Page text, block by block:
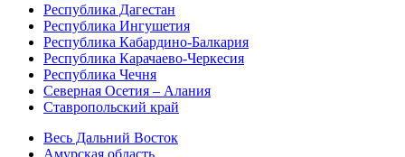
Республика Дагестан
Республика Ингушетия
Республика Кабардино-Балкария
Республика Карачаево-Черкесия
Республика Чечня
Северная Осетия – Алания
Ставропольский край
Весь Дальний Восток
Амурская область